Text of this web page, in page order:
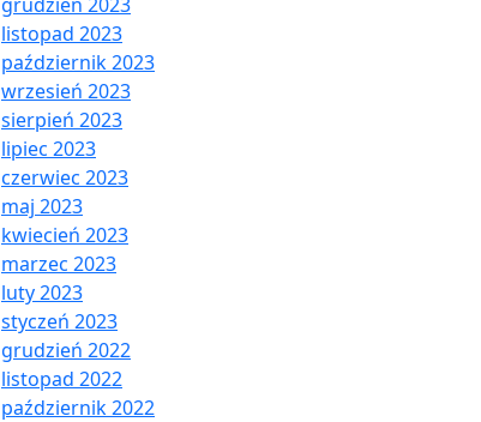
listopad 2023
październik 2023
wrzesień 2023
sierpień 2023
lipiec 2023
czerwiec 2023
maj 2023
kwiecień 2023
marzec 2023
luty 2023
styczeń 2023
grudzień 2022
listopad 2022
październik 2022